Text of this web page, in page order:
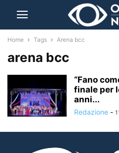
Home Tags Arena bcc
arena bcc
“Fano
finale per
anni...
Redazione -